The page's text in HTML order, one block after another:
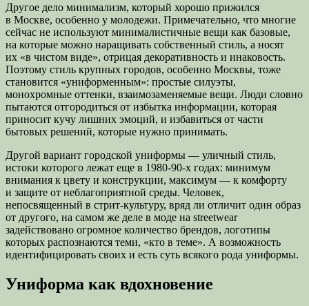
Другое дело минимализм, который хорошо прижился
в Москве, особенно у молодежи. Примечательно, что многие
сейчас не используют минималистичные вещи как базовые,
на которые можно наращивать собственный стиль, а носят
их «в чистом виде», отрицая декоративность и инаковость.
Поэтому стиль крупных городов, особенно Москвы, тоже
становится «униформенным»: простые силуэты,
монохромные оттенки, взаимозаменяемые вещи. Люди словно
пытаются отгородиться от избытка информации, которая
приносит кучу лишних эмоций, и избавиться от части
бытовых решений, которые нужно принимать.
Другой вариант городской униформы — уличный стиль,
истоки которого лежат еще в 1980-90-х годах: минимум
внимания к цвету и конструкции, максимум — к комфорту
и защите от неблагоприятной среды. Человек,
непосвященный в стрит-культуру, вряд ли отличит один образ
от другого, на самом же деле в моде на streetwear
задействовано огромное количество брендов, логотипы
которых распознаются теми, «кто в теме». А возможность
идентифицировать своих и есть суть всякого рода униформы.
Униформа как вдохновение